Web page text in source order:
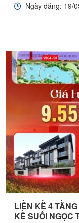
Ngày đăng: 19/
LIỀN KỀ 4
KỀ SUỐI NGỌC